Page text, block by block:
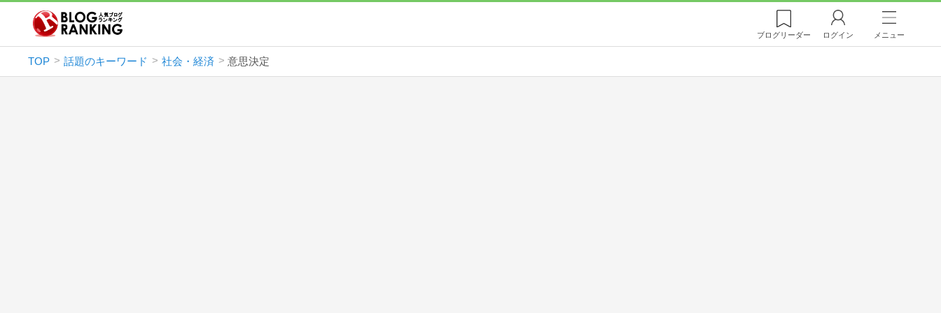
ブログリーダー ログイン メニュー
TOP 話題のキーワード 社会・経済 意思決定